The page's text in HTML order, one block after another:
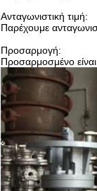
Ανταγωνιστική τιμή:
Παρέχουμε
Προσαρμογή:
Προσαρμοσμένο